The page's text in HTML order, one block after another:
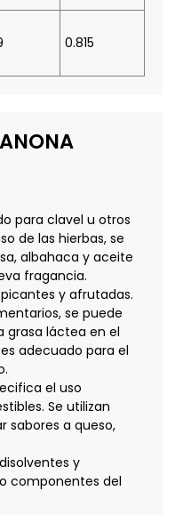
0.815
para clavel u otros
de las hierbas, se
albahaca y aceite
fragancia.
y afrutadas.
se puede
grasa láctea en el
adecuado para el
el uso
Se utilizan
sabores a queso,
y
componentes del